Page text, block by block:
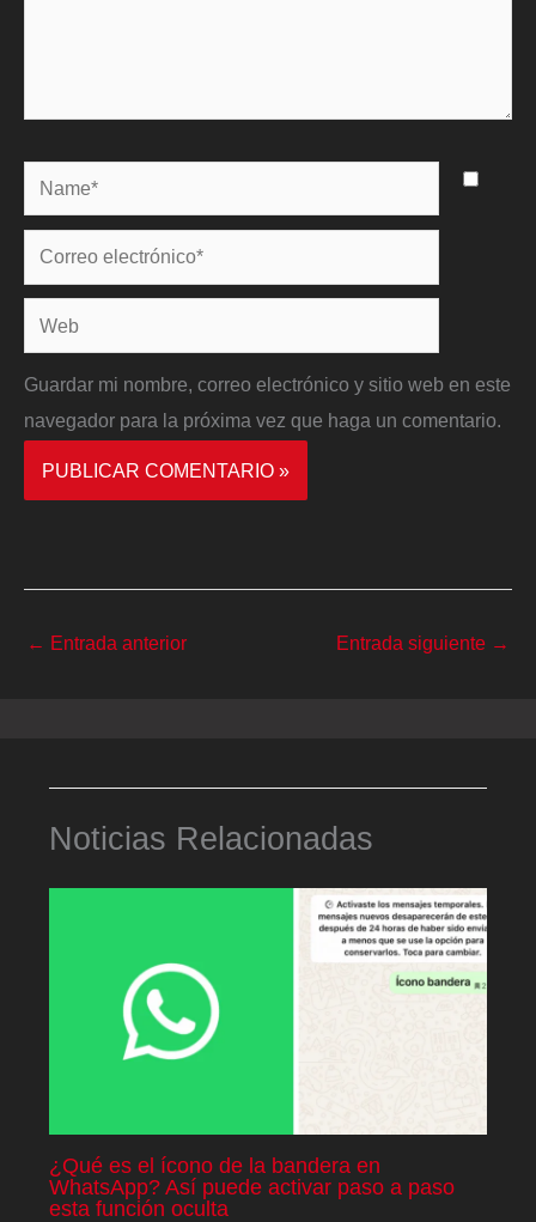
Name*
Correo
electrónico*
Web
Guardar mi nombre, correo electrónico y sitio web en este
navegador para la próxima vez que haga un comentario.
← Entrada anterior Entrada siguiente →
Noticias Relacionadas
¿Qué es el ícono de la bandera en
WhatsApp? Así puede activar paso a paso
esta función oculta